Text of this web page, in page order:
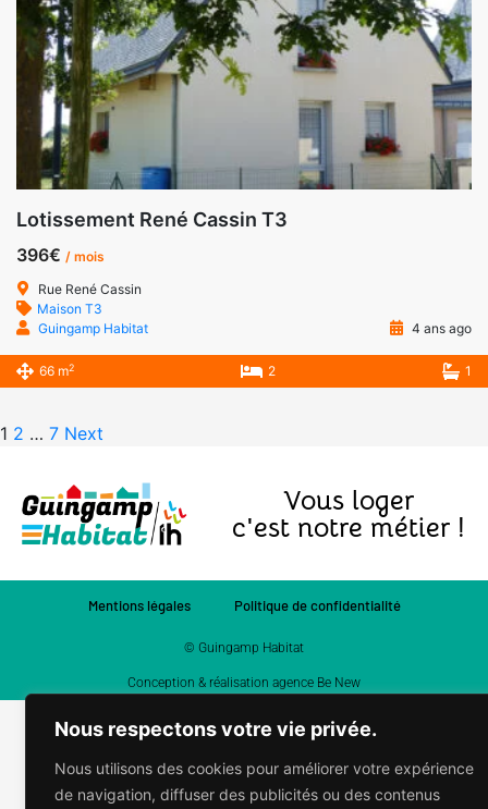
Nous respectons votre vie privée.
Nous utilisons des cookies pour améliorer votre expérience
de navigation, diffuser des publicités ou des contenus
Lotissement René Cassin T3
396€ / mois
Rue René Cassin
Maison T3
Guingamp Habitat
4 ans ago
66 m2 2 1
1 2 … 7 Next
Vous loger
c'est notre métier !
Mentions légales Politique de confidentialité
© Guingamp Habitat
Conception & réalisation agence Be New